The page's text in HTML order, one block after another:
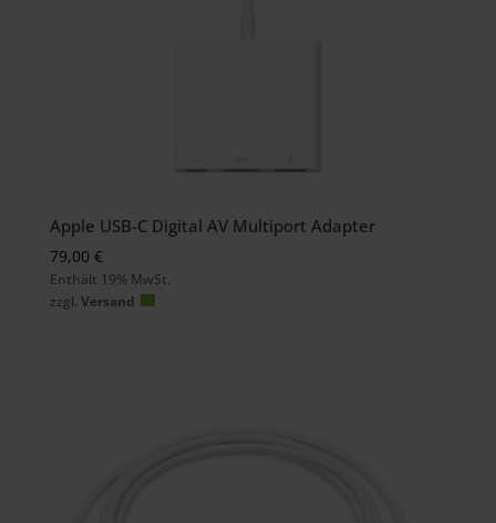
Apple USB-C Digital AV Multiport Adapter
79,00 €
Enthält 19% MwSt.
zzgl. Versand